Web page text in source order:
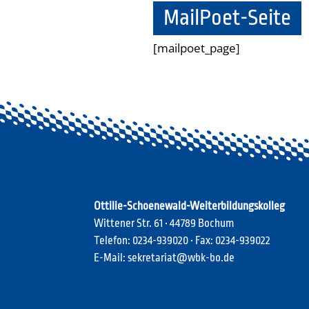
MailPoet-Seite
[mailpoet_page]
Ottilie-Schoenewald-Weiterbildungskolleg
Wittener Str. 61 • 44789 Bochum
Telefon: 0234-939020 • Fax: 0234-939022
E-Mail: sekretariat@wbk-bo.de